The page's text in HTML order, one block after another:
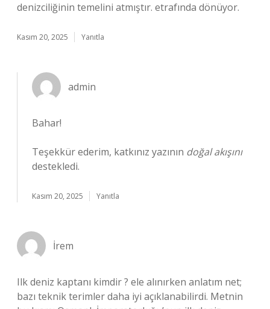
denizciliğinin temelini atmıştır. etrafında dönüyor.
Kasım 20, 2025 Yanıtla
admin
Bahar!
Teşekkür ederim, katkınız yazının doğal akışını
destekledi.
Kasım 20, 2025 Yanıtla
İrem
Ilk deniz kaptanı kimdir ? ele alınırken anlatım net;
bazı teknik terimler daha iyi açıklanabilirdi. Metnin